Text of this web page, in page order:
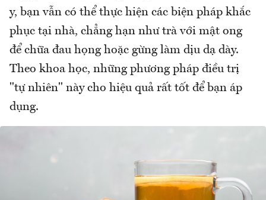
y, bạn vẫn có thể thực hiện các biện pháp khắc
phục tại nhà, chẳng hạn như trà với mật ong
để chữa đau họng hoặc gừng làm dịu dạ dày.
Theo khoa học, những phương pháp điều trị
"tự nhiên" này cho hiệu quả rất tốt để bạn áp
dụng.